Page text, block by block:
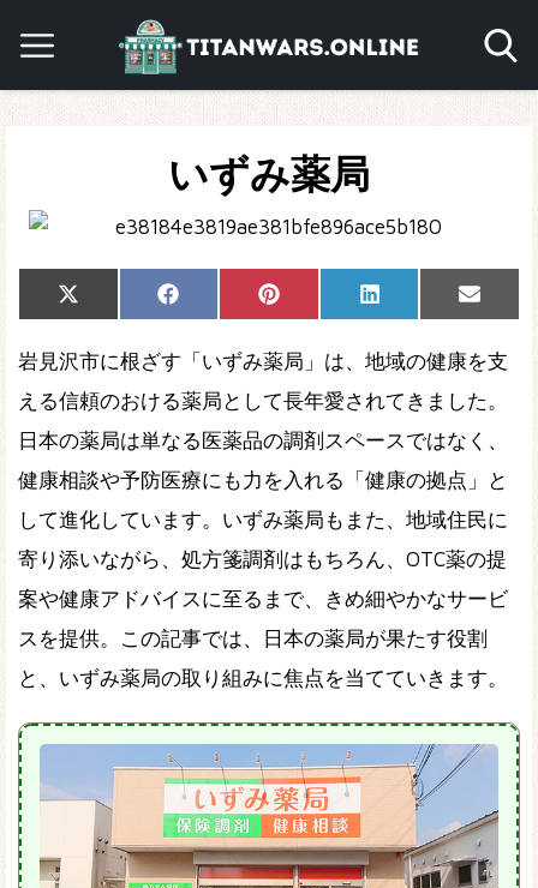
いずみ薬局
Share
on
X
(Twitter)
Share
on
Facebook Share
on
Pinterest Share
on
LinkedIn
Share
on
Email
岩見沢市に根ざす「いずみ薬局」は、地域の健康を支
える信頼のおける薬局として長年愛されてきました。
日本の薬局は単なる医薬品の調剤スペースではなく、
健康相談や予防医療にも力を入れる「健康の拠点」と
して進化しています。いずみ薬局もまた、地域住民に
寄り添いながら、処方箋調剤はもちろん、OTC薬の提
案や健康アドバイスに至るまで、きめ細やかなサービ
スを提供。この記事では、日本の薬局が果たす役割
と、いずみ薬局の取り組みに焦点を当てていきます。